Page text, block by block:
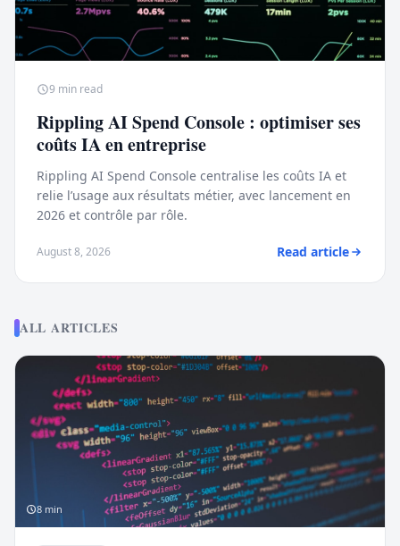
9 min read
Rippling AI Spend Console : optimiser ses
coûts IA en entreprise
Rippling AI Spend Console centralise les coûts IA et
relie l’usage aux résultats métier, avec lancement en
2026 et contrôle par rôle.
August 8, 2026 Read article
ALL ARTICLES
8 min